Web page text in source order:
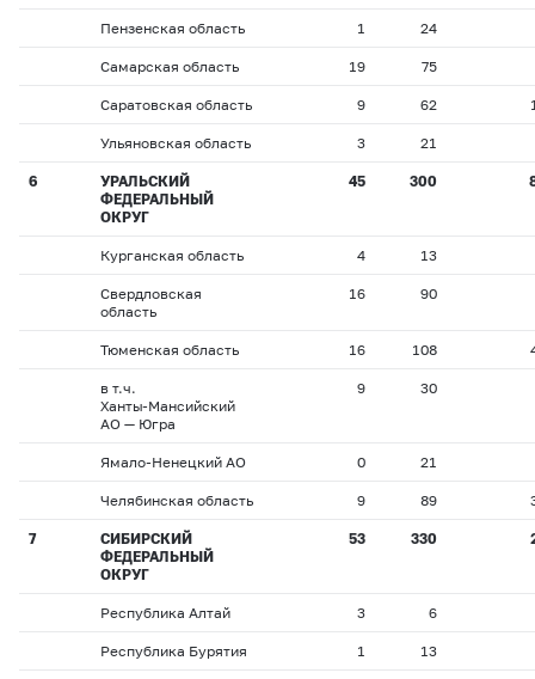
Пензенская область 1 24
Самарская область 19 75
Саратовская область 9 62
Ульяновская область 3 21
6
УРАЛЬСКИЙ
ФЕДЕРАЛЬНЫЙ
ОКРУГ
45 300
Курганская область 4 13
Свердловская
область
16 90
Тюменская область 16 108
в т.ч.
Ханты-Мансийский
АО — Югра
9 30
Ямало-Ненецкий АО 0 21
Челябинская область 9 89
7
СИБИРСКИЙ
ФЕДЕРАЛЬНЫЙ
ОКРУГ
53 330
Республика Алтай 3 6
Республика Бурятия 1 13